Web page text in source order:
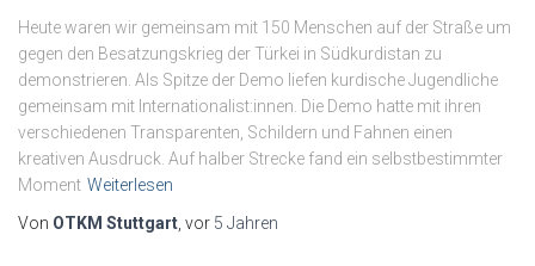
Heute waren wir gemeinsam mit 150 Menschen auf der Straße um
gegen den Besatzungskrieg der Türkei in Südkurdistan zu
demonstrieren. Als Spitze der Demo liefen kurdische Jugendliche
gemeinsam mit Internationalist:innen. Die Demo hatte mit ihren
verschiedenen Transparenten, Schildern und Fahnen einen
kreativen Ausdruck. Auf halber Strecke fand ein selbstbestimmter
Moment Weiterlesen
Von OTKM Stuttgart , vor 5 Jahren